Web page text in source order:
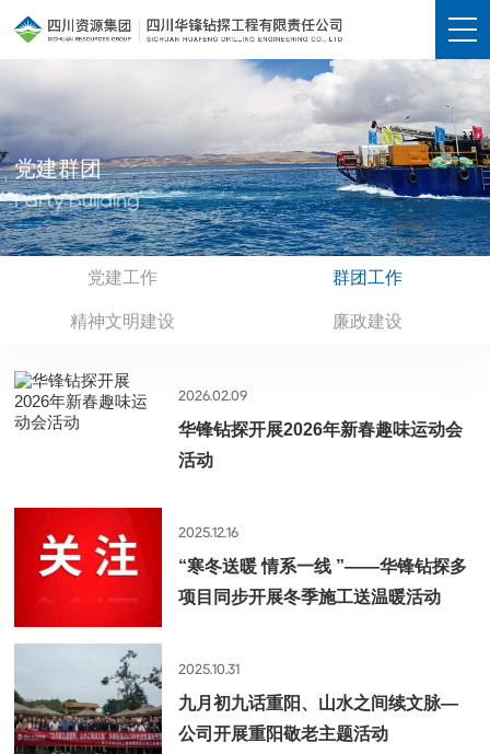
党建群团
Party Building
党建工作 群团工作
精神文明建设 廉政建设
2026.02.09
华锋钻探开展2026年新春趣味运动会
活动
2025.12.16
“寒冬送暖 情系一线 ”——华锋钻探多
项目同步开展冬季施工送温暖活动
2025.10.31
九月初九话重阳、山水之间续文脉—
公司开展重阳敬老主题活动